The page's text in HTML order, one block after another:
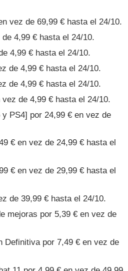
vez de 69,99 € hasta el 24/10.
4,99 € hasta el 24/10.
4,99 € hasta el 24/10.
de 4,99 € hasta el 24/10.
de 4,99 € hasta el 24/10.
de 4,99 € hasta el 24/10.
PS4] por 24,99 € en vez de
€ en vez de 24,99 € hasta el
€ en vez de 29,99 € hasta el
de 39,99 € hasta el 24/10.
mejoras por 5,39 € en vez de
Definitiva por 7,49 € en vez de